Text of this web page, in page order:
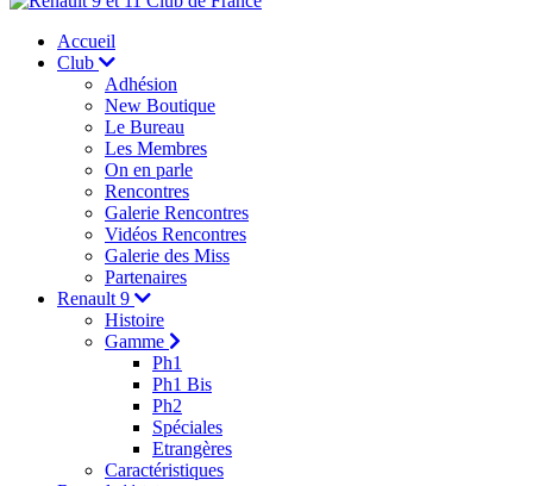
Accueil
Club
Adhésion
New Boutique
Le Bureau
Les Membres
On en parle
Rencontres
Galerie Rencontres
Vidéos Rencontres
Galerie des Miss
Partenaires
Renault 9
Histoire
Gamme
Ph1
Ph1 Bis
Ph2
Spéciales
Etrangères
Caractéristiques